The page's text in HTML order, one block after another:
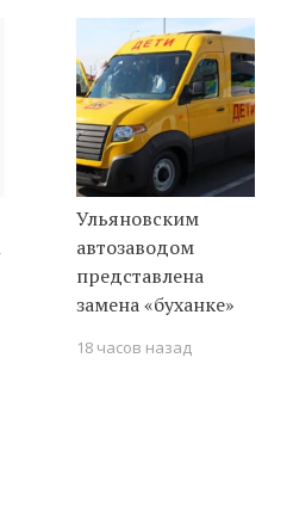
Ульяновским
автозаводом
представлена
замена «буханке»
18 часов назад